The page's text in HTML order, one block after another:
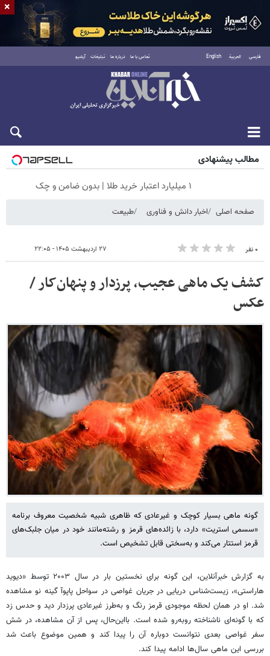
فارسی العربية English تماس با ما درباره ما تبلیغات آرشیو
جمعه ۱۶ مرداد ۱۴۰۵
مطالب پیشنهادی
۱ میلیارد اعتبار خرید طلا | بدون ضامن و چک
صفحه اصلی اخبار دانش و فناوری طبیعت
۰ نفر ۲۷ اردیبهشت ۱۴۰۵ - ۲۲:۰۵
کشف یک ماهی عجیب، پرزدار و پنهان‌کار /
عکس
گونه ماهی بسیار کوچک و غیرعادی که ظاهری شبیه شخصیت معروف برنامه
«سسمی استریت» دارد، با زائده‌های قرمز و رشته‌مانند خود در میان جلبک‌های
قرمز استتار می‌کند و به‌سختی قابل تشخیص است.
به گزارش خبرآنلاین، این گونه برای نخستین بار در سال ۲۰۰۳ توسط «دیوید
هاراستی»، زیست‌شناس دریایی در جریان غواصی در سواحل پاپوآ گینه نو مشاهده
شد. او در همان لحظه موجودی قرمز رنگ و به‌طرز غیرعادی پرزدار دید و حدس زد
که با گونه‌ای ناشناخته روبه‌رو شده است. بااین‌حال، پس از آن مشاهده، در شش
سفر غواصی بعدی نتوانست دوباره آن را پیدا کند و همین موضوع باعث شد
بررسی این ماهی سال‌ها ادامه پیدا کند.
×